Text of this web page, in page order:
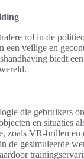
rol in de
een veilige en
biedt
die gebruikers
en situaties
zoals VR-brillen
de gesimuleerde